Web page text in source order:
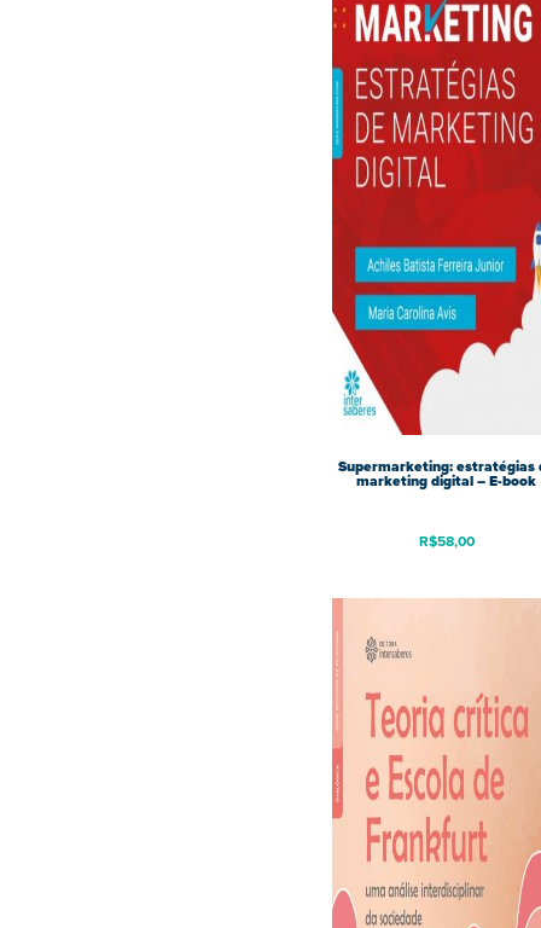
Supermarketing: estratégias
marketing digital – E-book
R$58,00